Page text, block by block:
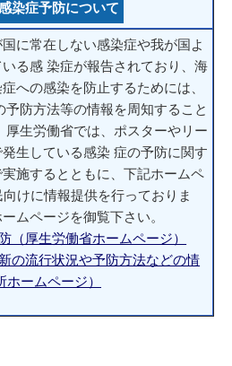
染症予防について
に常在しない感染症や我が国よ
る感 染症が報告されており、海
への感染を防止するためには、
防方法等の情報を周知すること
厚生労働省では、ポスターやリー
生している感染 症の予防に関す
施するとともに、下記ホームペ
けに情報提供を行っておりま
ムページを御覧下さい。
（厚生労働省ホームページ）
の流行状況や予防方法などの情
ームページ）